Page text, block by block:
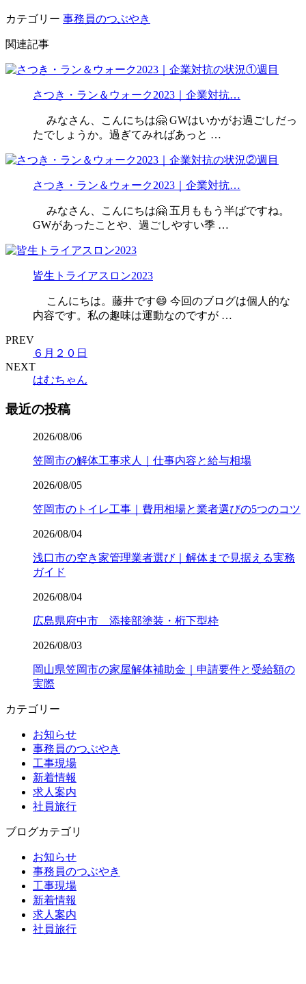
カテゴリー 事務員のつぶやき
関連記事
さつき・ラン＆ウォーク2023｜企業対抗…
みなさん、こんにちは🤗 GWはいかがお過ごしだっ
たでしょうか。過ぎてみればあっと …
さつき・ラン＆ウォーク2023｜企業対抗…
みなさん、こんにちは🤗 五月ももう半ばですね。
GWがあったことや、過ごしやすい季 …
皆生トライアスロン2023
こんにちは。藤井です😄 今回のブログは個人的な
内容です。私の趣味は運動なのですが …
PREV
６月２０日
NEXT
はむちゃん
最近の投稿
2026/08/06
笠岡市の解体工事求人｜仕事内容と給与相場
2026/08/05
笠岡市のトイレ工事｜費用相場と業者選びの5つのコツ
2026/08/04
浅口市の空き家管理業者選び｜解体まで見据える実務
ガイド
2026/08/04
広島県府中市 添接部塗装・桁下型枠
2026/08/03
岡山県笠岡市の家屋解体補助金｜申請要件と受給額の
実際
カテゴリー
お知らせ
事務員のつぶやき
工事現場
新着情報
求人案内
社員旅行
ブログカテゴリ
お知らせ
事務員のつぶやき
工事現場
新着情報
求人案内
社員旅行